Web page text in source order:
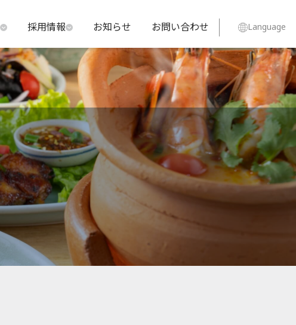
採用情報 お知らせ お問い合わせ Language